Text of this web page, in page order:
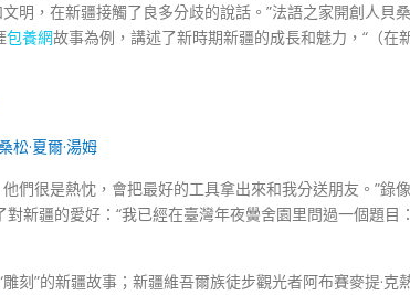
明，在新疆接觸了良多分歧的說話。”法語之家開創人貝桑
包養網故事為例，講述了新時期新疆的成長和魅力，“（在
松·夏爾·湯姆
們很是熱忱，會把最好的工具拿出來和我分送朋友。”錄像
新疆的愛好：“我已經在臺灣年夜黌舍園里問過一個題目：
刻”的新疆故事；新疆維吾爾族徒步觀光者阿布賽麥提·克